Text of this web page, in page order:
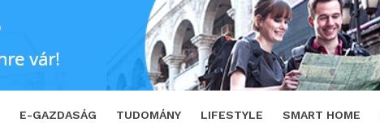
E-GAZDASÁG TUDOMÁNY LIFESTYLE SMART HOME